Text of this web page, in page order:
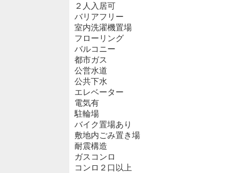
２人入居可
バリアフリー
室内洗濯機置場
フローリング
バルコニー
都市ガス
公営水道
公共下水
エレベーター
電気有
駐輪場
バイク置場あり
敷地内ごみ置き場
耐震構造
ガスコンロ
コンロ２口以上